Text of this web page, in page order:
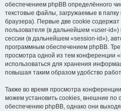
обеспечением phpBB определённого
текстовые файлы, загружаемые в
браузера). Первые две cookie содержат
пользователя (в дальнейшем «user-
сессии (в дальнейшем «session-id»),
программным обеспечением phpBB.
просмотра одной из тем конференции
использоваться для хранения
повышая таким образом удобство
Также во время просмотра
можем установить cookies, внешние по
обеспечению phpBB, однако они